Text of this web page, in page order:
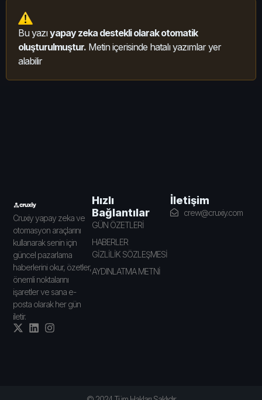
Bu yazıyapay zeka destekli olarak otomatik
oluşturulmuştur. Metin içerisinde hatalı yazımlar yer
alabilir
Cruxiy yapay zeka ve
otomasyon araçlarını
kullanarak senin için
güncel pazarlama
haberlerini okur, özetler,
önemli noktalarını
işaretler ve sana e-
posta olarak her gün
iletir.
Hızlı
Bağlantılar
GÜN ÖZETLERİ
HABERLER
GİZLİLİK SÖZLEŞMESİ
AYDINLATMA METNİ
İletişim
crew@cruxiy.com